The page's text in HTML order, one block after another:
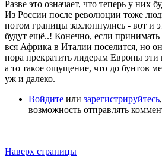
Разве это означает, что теперь у них
Из России после революции тоже
потом границы захлопнулись - вот и
будут ещё..! Конечно, если принимать
вся Африка в Италии поселится, но
пора прекратить лидерам Европы эти
а то такое ощущение, что до бунтов
уж и далеко.
Войдите или зарегистрируйтесь
возможность отправлять
Наверх страницы